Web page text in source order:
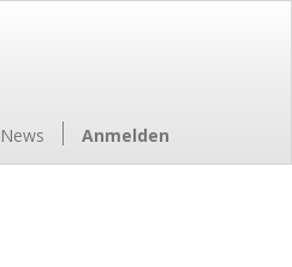
News Anmelden